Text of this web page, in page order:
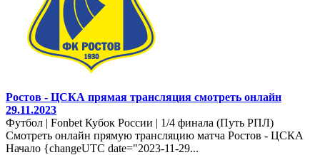
Ростов - ЦСКА прямая трансляция смотреть онлайн
29.11.2023
Футбол | Fonbet Кубок России | 1/4 финала (Путь РПЛ)
Смотреть онлайн прямую трансляцию матча Ростов - ЦСКА
Начало {changeUTC date="2023-11-29...